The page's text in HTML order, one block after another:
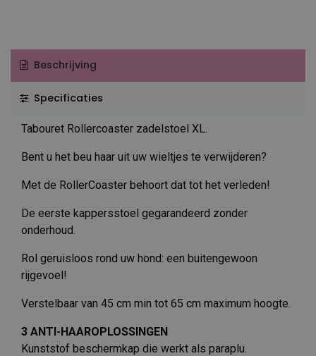
Beschrijving
Specificaties
Tabouret Rollercoaster zadelstoel XL.
Bent u het beu haar uit uw wieltjes te verwijderen?
Met de RollerCoaster behoort dat tot het verleden!
De eerste kappersstoel gegarandeerd zonder
onderhoud.
Rol geruisloos rond uw hond: een buitengewoon
rijgevoel!
Verstelbaar van 45 cm min tot 65 cm maximum hoogte.
3 ANTI-HAAROPLOSSINGEN
Kunststof beschermkap die werkt als paraplu.